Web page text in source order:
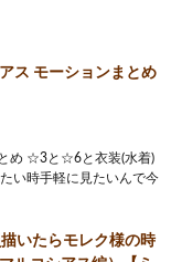
ス モーションまとめ
め ☆3と☆6と衣装(水着)
い時手軽に見たいんで今
いたらモレク様の時